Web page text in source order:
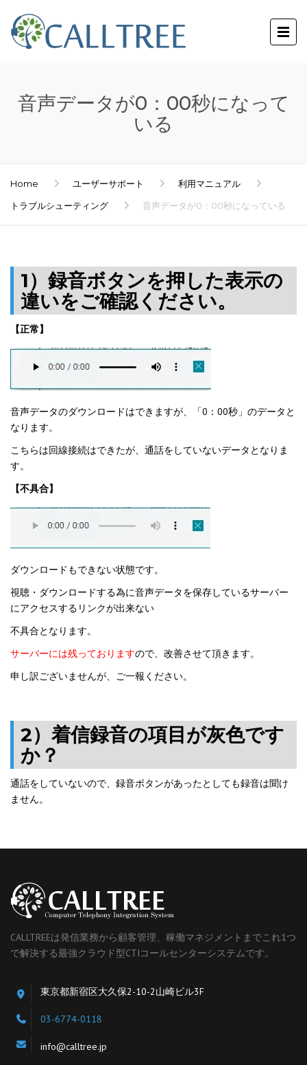
音声データが0：00秒になって
いる
Home ユーザーサポート
利用マニュアル
トラブルシューティング
音声データが0：00秒になっている
1） 録音ボタンを押した表示の
違いをご確認ください。
【正常】
音声データのダウンロードはできますが、「0：00秒」のデータと
なります。
こちらは回線接続はできたが、通話をしていないデータとなりま
す。
【不具合】
ダウンロードもできない状態です。
視聴・ダウンロードする為に音声データを保存しているサーバー
にアクセスするリンクが出来ない
不具合となります。
サーバーには残っておりますので、改善させて頂きます。
申し訳ございませんが、ご一報ください。
2） 着信録音の項目が灰色です
か？
通話をしていないので、録音ボタンがあったとしても録音は聞け
ません。
CALLTREEは発信業務から顧客管理、稼働マネジメントまでこれ1つ
で解決する最強クラウド型CTIコールセンターシステムです。
東京都新宿区大久保2-10-2山崎ビル3F
03-6774-0118
info@calltree.jp